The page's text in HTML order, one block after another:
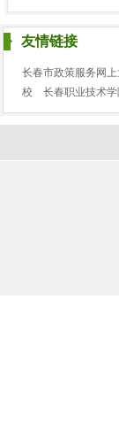
友情链接
长春市政策服务网
校
长春职业技术